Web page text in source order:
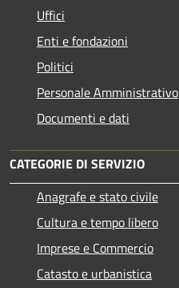
Uffici
Enti e fondazioni
Politici
Personale Amministrativo
Documenti e dati
CATEGORIE DI SERVIZIO
Anagrafe e stato civile
Cultura e tempo libero
Imprese e Commercio
Catasto e urbanistica